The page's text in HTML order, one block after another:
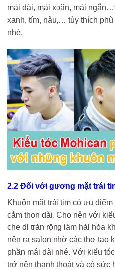
mái dài, mái xoăn, mái
xanh, tím, nâu,… tùy thích
nhé.
2.2 Đối với gương mặt trái
Khuôn mặt trái tim có ưu
cằm thon dài. Cho nên với
che đi trán rộng làm hài hòa
nên ra salon nhờ các thợ tạo
phần mái dài nhé. Với kiểu
trở nên thanh thoát và có sức